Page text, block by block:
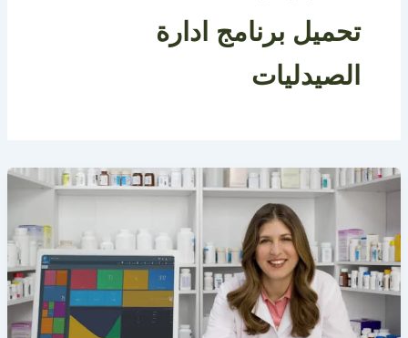
تحميل برنامج ادارة
الصيدليات